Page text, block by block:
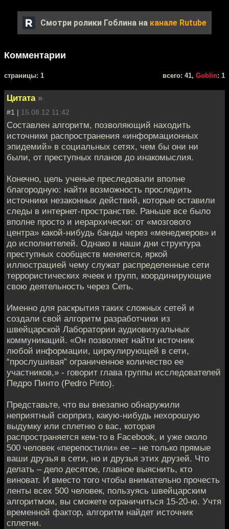
Смотри ролики Гоблина на канале Rutube
Комментарии
cтраницы: 1 всего: 41, Goblin: 1
Цитата »
#1 | 15.08.12 11:42
Составлен алгоритм, позволяющий находить
источники распространения «информационных
эпидемий» в социальных сетях, чем бы они ни
были, от преступных планов до инакомыслия.
Конечно, цель ученые преследовали вполне
благородную: найти возможность проследить
источники незаконных действий, которые оставили
следы в интернет-пространстве. Раньше все было
вполне просто и иерархически: от «мозгового
центра» какой-нибудь банды через «менеджеров» и
до исполнителей. Однако в наши дни структура
преступных сообществ меняется, яркой
иллюстрацией чему служат распределенные сети
террористических ячеек и групп, координирующие
свою деятельность через Сеть.
Именно для раскрытия таких сложных сетей и
создали свой алгоритм разработчики из
швейцарской Лаборатории аудиовизуальных
коммуникаций. «Он позволяет найти источник
любой информации, циркулирующей в сети,
“прослушивая” ограниченное количество ее
участников,» - говорит глава группы исследователей
Педро Пинто (Pedro Pinto).
Представьте, что вы внезапно обнаружили
неприятный сюрприз, какую-нибудь нехорошую
выдумку или сплетню о вас, которая
распространяется кем-то в Facebook, и уже около
500 человек «перепостили» ее – не только прямые
ваши друзья в сети, но и друзья этих друзей. Что
делать – дело десятое, главное выяснить, кто
виноват. И вместо того чтобы внимательно прочесть
ленты всех 500 человек, пользуясь швейцарским
алгоритмом, вы сможете ограничиться 15-20-ю. Учтя
временной фактор, алгоритм найдет источник
сплетни.